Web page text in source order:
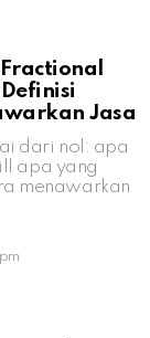
Jasa
dari nol: apa
apa yang
menawarkan